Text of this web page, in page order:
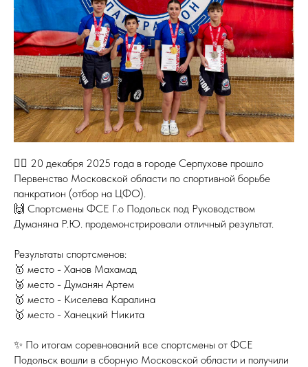
🤼‍♀️ 20 декабря 2025 года в городе Серпухове прошло
Первенство Московской области по спортивной борьбе
панкратион (отбор на ЦФО).
🙌 Спортсмены ФСЕ Г.о Подольск под Руководством
Думаняна Р.Ю. продемонстрировали отличный результат.
Результаты спортсменов:
🥇 место - Ханов Махамад
🥈 место - Думанян Артем
🥇 место - Киселева Каралина
🥇 место - Ханецкий Никита
✨ По итогам соревнований все спортсмены от ФСЕ
Подольск вошли в сборную Московской области и получили